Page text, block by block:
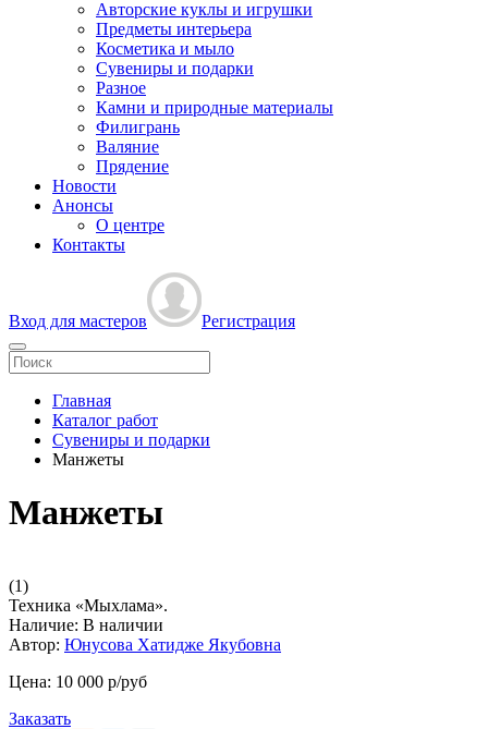
Авторские куклы и игрушки
Предметы интерьера
Косметика и мыло
Сувениры и подарки
Разное
Камни и природные материалы
Филигрань
Валяние
Прядение
Новости
Анонсы
О центре
Контакты
Вход для мастеров Регистрация
Главная
Каталог работ
Сувениры и подарки
Манжеты
Манжеты
(1)
Техника «Мыхлама».
Наличие: В наличии
Автор: Юнусова Хатидже Якубовна
Цена: 10 000 p/руб
Заказать